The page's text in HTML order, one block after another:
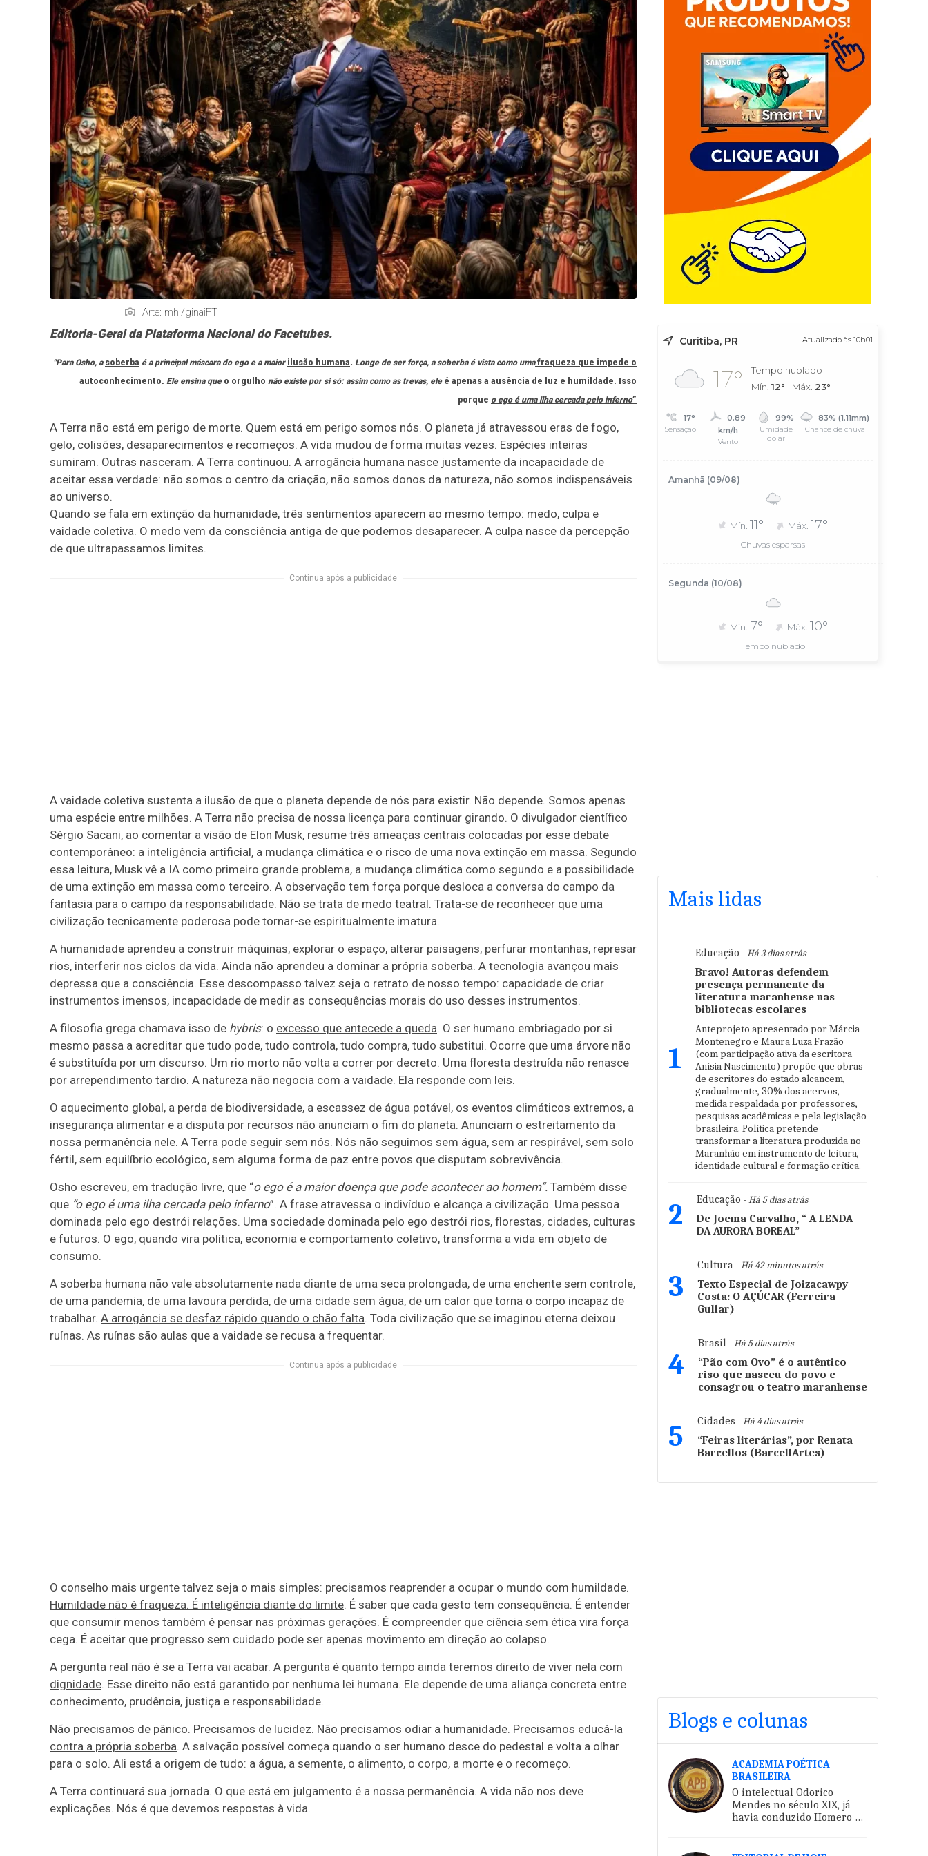
Arte: mhl/ginaiFT
Editoria-Geral da Plataforma Nacional do Facetubes.
"Para Osho, a soberba é a principal máscara do egoe a maior ilusão humana. Longe de ser força, a soberba é vista como umafraqueza que impede o
autoconhecimento. Ele ensina que o orgulho não existe por si só: assim como as trevas, ele é apenas a ausência de luz e humildade. Isso
porque o ego é uma ilha cercada pelo inferno”
A Terra não está em perigo de morte. Quem está em perigo somos nós. O planeta já atravessou eras de fogo,
gelo, colisões, desaparecimentos e recomeços. A vida mudou de forma muitas vezes. Espécies inteiras
sumiram. Outras nasceram. A Terra continuou. A arrogância humana nasce justamente da incapacidade de
aceitar essa verdade: não somos o centro da criação, não somos donos da natureza, não somos indispensáveis
ao universo.
Quando se fala em extinção da humanidade, três sentimentos aparecem ao mesmo tempo: medo, culpa e
vaidade coletiva. O medo vem da consciência antiga de que podemos desaparecer. A culpa nasce da percepção
de que ultrapassamos limites.
Continua após a publicidade
A vaidade coletiva sustenta a ilusão de que o planeta depende de nós para existir. Não depende. Somos apenas
uma espécie entre milhões. A Terra não precisa de nossa licença para continuar girando. O divulgador científico
Sérgio Sacani, ao comentar a visão de Elon Musk, resume três ameaças centrais colocadas por esse debate
contemporâneo: a inteligência artificial, a mudança climática e o risco de uma nova extinção em massa. Segundo
essa leitura, Musk vê a IA como primeiro grande problema, a mudança climática como segundo e a possibilidade
de uma extinção em massa como terceiro. A observação tem força porque desloca a conversa do campo da
fantasia para o campo da responsabilidade. Não se trata de medo teatral. Trata-se de reconhecer que uma
civilização tecnicamente poderosa pode tornar-se espiritualmente imatura.
A humanidade aprendeu a construir máquinas, explorar o espaço, alterar paisagens, perfurar montanhas, represar
rios, interferir nos ciclos da vida. Ainda não aprendeu a dominar a própria soberba. A tecnologia avançou mais
depressa que a consciência. Esse descompasso talvez seja o retrato de nosso tempo: capacidade de criar
instrumentos imensos, incapacidade de medir as consequências morais do uso desses instrumentos.
A filosofia grega chamava isso de hybris: o excesso que antecede a queda. O ser humano embriagado por si
mesmo passa a acreditar que tudo pode, tudo controla, tudo compra, tudo substitui. Ocorre que uma árvore não
é substituída por um discurso. Um rio morto não volta a correr por decreto. Uma floresta destruída não renasce
por arrependimento tardio. A natureza não negocia com a vaidade. Ela responde com leis.
O aquecimento global, a perda de biodiversidade, a escassez de água potável, os eventos climáticos extremos, a
insegurança alimentar e a disputa por recursos não anunciam o fim do planeta. Anunciam o estreitamento da
nossa permanência nele. A Terra pode seguir sem nós. Nós não seguimos sem água, sem ar respirável, sem solo
fértil, sem equilíbrio ecológico, sem alguma forma de paz entre povos que disputam sobrevivência.
Osho escreveu, em tradução livre, que “o ego é a maior doença que pode acontecer ao homem”. Também disse
que “o ego é uma ilha cercada pelo inferno”. A frase atravessa o indivíduo e alcança a civilização. Uma pessoa
dominada pelo ego destrói relações. Uma sociedade dominada pelo ego destrói rios, florestas, cidades, culturas
e futuros. O ego, quando vira política, economia e comportamento coletivo, transforma a vida em objeto de
consumo.
A soberba humana não vale absolutamente nada diante de uma seca prolongada, de uma enchente sem controle,
de uma pandemia, de uma lavoura perdida, de uma cidade sem água, de um calor que torna o corpo incapaz de
trabalhar. A arrogância se desfaz rápido quando o chão falta. Toda civilização que se imaginou eterna deixou
ruínas. As ruínas são aulas que a vaidade se recusa a frequentar.
Continua após a publicidade
O conselho mais urgente talvez seja o mais simples: precisamos reaprender a ocupar o mundo com humildade.
Humildade não é fraqueza. É inteligência diante do limite. É saber que cada gesto tem consequência. É entender
que consumir menos também é pensar nas próximas gerações. É compreender que ciência sem ética vira força
cega. É aceitar que progresso sem cuidado pode ser apenas movimento em direção ao colapso.
A pergunta real não é se a Terra vai acabar. A pergunta é quanto tempo ainda teremos direito de viver nela com
dignidade. Esse direito não está garantido por nenhuma lei humana. Ele depende de uma aliança concreta entre
conhecimento, prudência, justiça e responsabilidade.
Não precisamos de pânico. Precisamos de lucidez. Não precisamos odiar a humanidade. Precisamos educá-la
contra a própria soberba. A salvação possível começa quando o ser humano desce do pedestal e volta a olhar
para o solo. Ali está a origem de tudo: a água, a semente, o alimento, o corpo, a morte e o recomeço.
A Terra continuará sua jornada. O que está em julgamento é a nossa permanência. A vida não nos deve
explicações. Nós é que devemos respostas à vida.
Curitiba, PR Atualizado às 10h01
17°
Tempo nublado
Mín. 12° Máx. 23°
17°
Sensação
0.89
km/h
Vento
99%
Umidade
do ar
83% (1.11mm)
Chance de chuva
Amanhã (09/08)
Mín. 11° Máx. 17°
Chuvas esparsas
Segunda (10/08)
Mín. 7° Máx. 10°
Tempo nublado
Mais lidas
1
Educação - Há 3 dias atrás
Bravo! Autoras defendem
presença permanente da
literatura maranhense nas
bibliotecas escolares
Anteprojeto apresentado por Márcia
Montenegro e Maura Luza Frazão
(com participação ativa da escritora
Anísia Nascimento) propõe que obras
de escritores do estado alcancem,
gradualmente, 30% dos acervos,
medida respaldada por professores,
pesquisas acadêmicas e pela legislação
brasileira. Política pretende
transformar a literatura produzida no
Maranhão em instrumento de leitura,
identidade cultural e formação crítica.
2 Educação - Há 5 dias atrás
De Joema Carvalho, “ A LENDA
DA AURORA BOREAL”
3
Cultura - Há 42 minutos atrás
Texto Especial de Joizacawpy
Costa: O AÇÚCAR (Ferreira
Gullar)
4
Brasil - Há 5 dias atrás
“Pão com Ovo” é o autêntico
riso que nasceu do povo e
consagrou o teatro maranhense
5 Cidades - Há 4 dias atrás
“Feiras literárias”, por Renata
Barcellos (BarcellArtes)
Blogs e colunas
ACADEMIA POÉTICA
BRASILEIRA
O intelectual Odorico
Mendes no século XIX, já
havia conduzido Homero ao